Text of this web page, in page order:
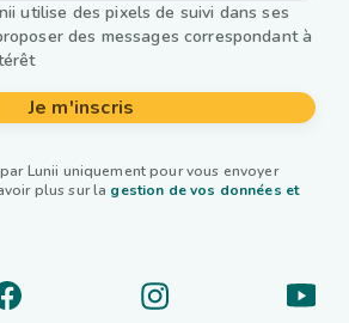
utilise des pixels de suivi dans ses
des messages correspondant à
Je m'inscris
Lunii uniquement pour vous envoyer
plus sur la gestion de vos données et